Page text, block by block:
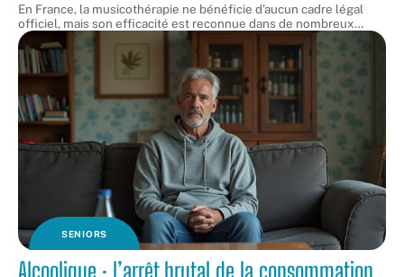
En France, la musicothérapie ne bénéficie d'aucun cadre légal
officiel, mais son efficacité est reconnue dans de nombreux…
SENIORS